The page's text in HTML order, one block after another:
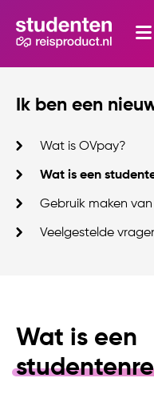
Ik ben een
Wat is OVpay?
Wat is een
Gebruik maken
Veelgestelde
Wat is een